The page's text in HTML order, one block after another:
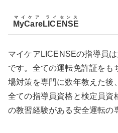
MyCareLICENSE
マイケア ライセンス
マイケアLICENSEの指導員
です。全ての運転免許証をも
場対策を専門に数年教えた後
全ての指導員資格と検定員資
の教習経験がある安全運転の